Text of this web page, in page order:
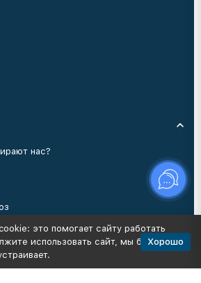
нас?
это помогает сайту работать
использовать сайт, мы будемХорошо